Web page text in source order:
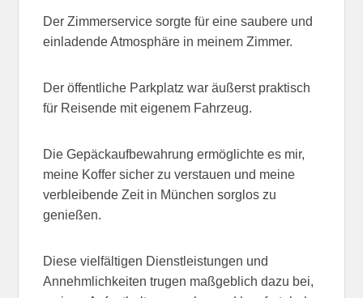
Der Zimmerservice sorgte für eine saubere und
einladende Atmosphäre in meinem Zimmer.
Der öffentliche Parkplatz war äußerst praktisch
für Reisende mit eigenem Fahrzeug.
Die Gepäckaufbewahrung ermöglichte es mir,
meine Koffer sicher zu verstauen und meine
verbleibende Zeit in München sorglos zu
genießen.
Diese vielfältigen Dienstleistungen und
Annehmlichkeiten trugen maßgeblich dazu bei,